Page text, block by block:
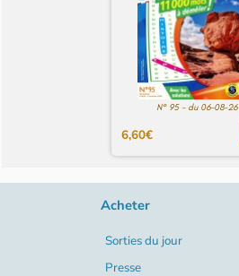
N° 95 - du 06-08-26
6,60€
Acheter
Sorties du jour
Presse